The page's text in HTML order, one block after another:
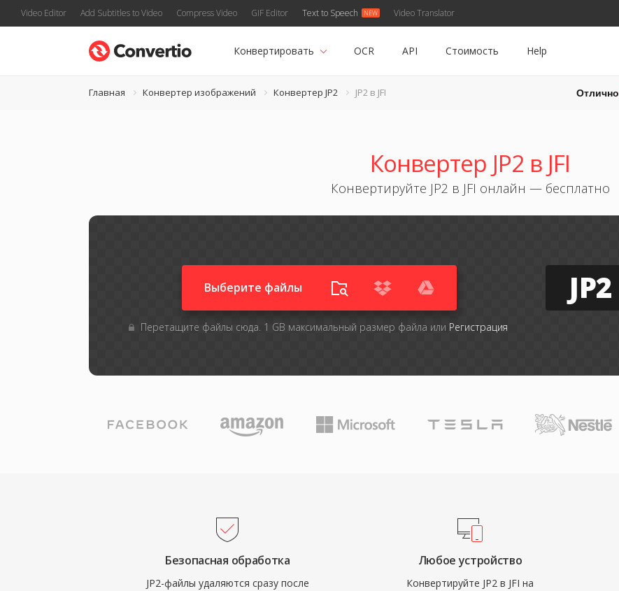
Video Editor Add Subtitles to Video Compress Video GIF Editor Text to Speech Video Translator
Конвертировать OCR API Стоимость Help
Главная Конвертер изображений Конвертер JP2 JP2 в JFI Отлично
Конвертер JP2 в JFI
Конвертируйте JP2 в JFI онлайн — бесплатно
Выберите файлы
Перетащите файлы сюда. 1 GB максимальный размер файла или Регистрация
JP2
Безопасная обработка
JP2-файлы удаляются сразу после
Любое устройство
Конвертируйте JP2 в JFI на